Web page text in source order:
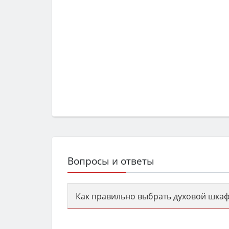
Вопросы и ответы
Как правильно выбрать духовой